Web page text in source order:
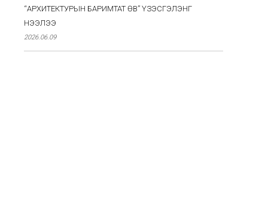
“АРХИТЕКТУРЫН БАРИМТАТ ӨВ” ҮЗЭСГЭЛЭНГ
НЭЭЛЭЭ
2026.06.09